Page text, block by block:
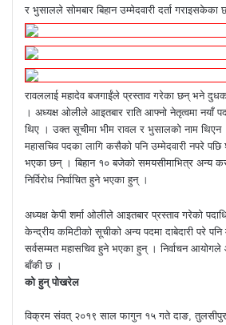
र भुसालले सोमबार बिहान उम्मेदवारी दर्ता गराइसकेका
रावललाई महादेव बजगाईंले प्रस्ताव गरेका छन् भने
। अध्यक्ष ओलीले आइतबार राति आफ्नो नेतृत्वमा नयाँ
थिए । उक्त सूचीमा भीम रावल र भुसालको नाम थिएन
महासचिव पदका लागि कसैको पनि उम्मेदवारी नपरे पछि
भएका छन् । बिहान १० बजेको समयसीमाभित्र अन्य
निर्विरोध निर्वाचित हुने भएका हुन् ।
अध्यक्ष केपी शर्मा ओलीले आइतबार प्रस्ताव गरेको
केन्द्रीय कमिटीको सूचीको अन्य पदमा दाबेदारी परे
सर्वसम्मत महासचिव हुने भएका हुन् । निर्वाचन आयोगले
बाँकी छ ।
को हुन् पोखरेल
विक्रम संवत् २०१९ साल फागुन १५ गते दाङ, तुलसीपुर